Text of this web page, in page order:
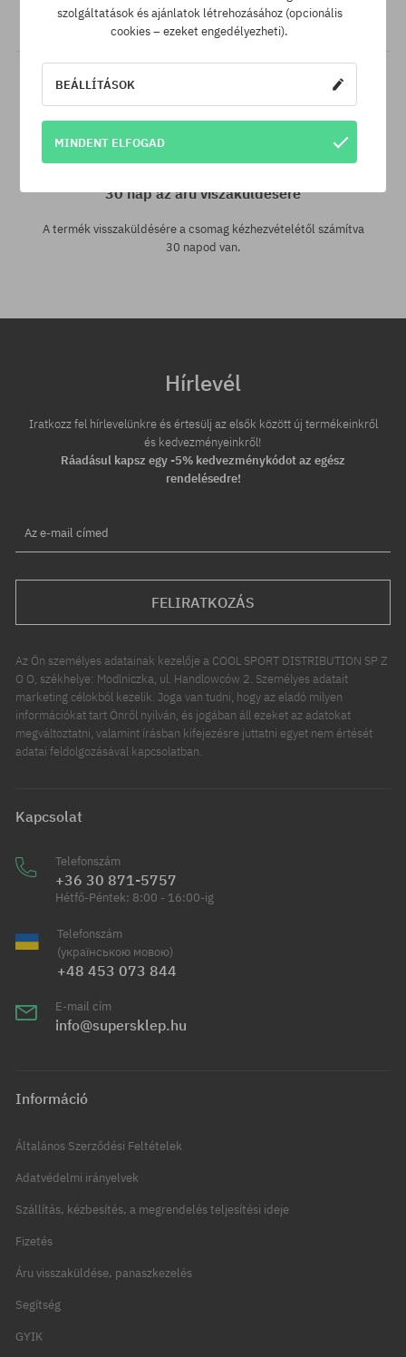
akkor csak neked levisszük a termék árát!
30 nap az áru viszaküldésére
A termék visszaküldésére a csomag kézhezvételétől számítva
30 napod van.
Hírlevél
Iratkozz fel hírlevelünkre és értesülj az elsők között új termékeinkről
és kedvezményeinkről!
Ráadásul kapsz egy -5% kedvezménykódot az egész
rendelésedre!
Az e-mail címed
FELIRATKOZÁS
Az Ön személyes adatainak kezelője a COOL SPORT DISTRIBUTION SP Z
O O, székhelye: Modlniczka, ul. Handlowców 2. Személyes adatait
marketing célokból kezelik. Joga van tudni, hogy az eladó milyen
információkat tart Önről nyilván, és jogában áll ezeket az adatokat
megváltoztatni, valamint írásban kifejezésre juttatni egyet nem értését
adatai feldolgozásával kapcsolatban.
Kapcsolat
Telefonszám
+36 30 871-5757
Hétfő-Péntek: 8:00 - 16:00-ig
Telefonszám
(українською мовою)
+48 453 073 844
E-mail cím
info@supersklep.hu
Információ
Általános Szerződési Feltételek
Adatvédelmi irányelvek
Szállítás, kézbesítés, a megrendelés teljesítési ideje
Fizetés
Áru visszaküldése, panaszkezelés
Segítség
GYIK
szolgáltatások és ajánlatok létrehozásához (opcionális
cookies – ezeket engedélyezheti).
BEÁLLÍTÁSOK
MINDENT ELFOGAD